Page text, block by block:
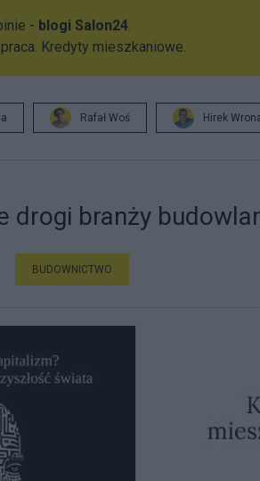
- blogi Salon24.
Kredyty mieszkaniowe.
Rafał Woś Hirek
drogi branży
BUDOWNICTWO